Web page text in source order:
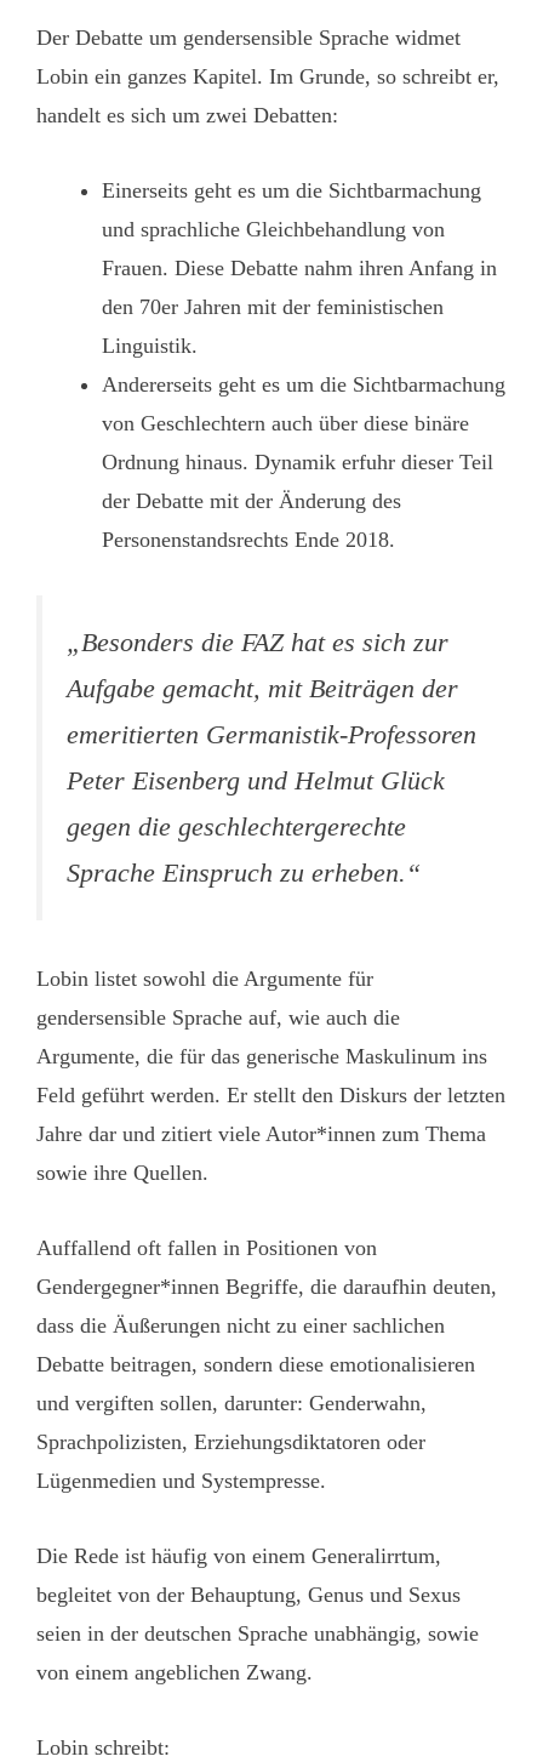
Der Debatte um gendersensible Sprache widmet
Lobin ein ganzes Kapitel. Im Grunde, so schreibt er,
handelt es sich um zwei Debatten:
Einerseits geht es um die Sichtbarmachung
und sprachliche Gleichbehandlung von
Frauen. Diese Debatte nahm ihren Anfang in
den 70er Jahren mit der feministischen
Linguistik.
Andererseits geht es um die Sichtbarmachung
von Geschlechtern auch über diese binäre
Ordnung hinaus. Dynamik erfuhr dieser Teil
der Debatte mit der Änderung des
Personenstandsrechts Ende 2018.
„Besonders die FAZ hat es sich zur
Aufgabe gemacht, mit Beiträgen der
emeritierten Germanistik-Professoren
Peter Eisenberg und Helmut Glück
gegen die geschlechtergerechte
Sprache Einspruch zu erheben.“
Lobin listet sowohl die Argumente für
gendersensible Sprache auf, wie auch die
Argumente, die für das generische Maskulinum ins
Feld geführt werden. Er stellt den Diskurs der letzten
Jahre dar und zitiert viele Autor*innen zum Thema
sowie ihre Quellen.
Auffallend oft fallen in Positionen von
Gendergegner*innen Begriffe, die daraufhin deuten,
dass die Äußerungen nicht zu einer sachlichen
Debatte beitragen, sondern diese emotionalisieren
und vergiften sollen, darunter: Genderwahn,
Sprachpolizisten, Erziehungsdiktatoren oder
Lügenmedien und Systempresse.
Die Rede ist häufig von einem Generalirrtum,
begleitet von der Behauptung, Genus und Sexus
seien in der deutschen Sprache unabhängig, sowie
von einem angeblichen Zwang.
Lobin schreibt: